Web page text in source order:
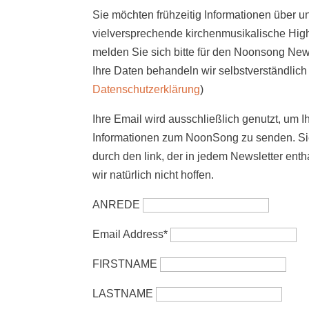
Sie möchten frühzeitig Informationen über
vielversprechende kirchenmusikalische
melden Sie sich bittefür den Noonsong
Ihre Daten behandeln wir
Datenschutzerklärung)
Ihre Email wird ausschließlich genutzt, um
Informationen zum NoonSong zu senden.
durch den link, der in jedem Newsletter
wir natürlich nicht hoffen.
ANREDE
Email Address*
FIRSTNAME
LASTNAME